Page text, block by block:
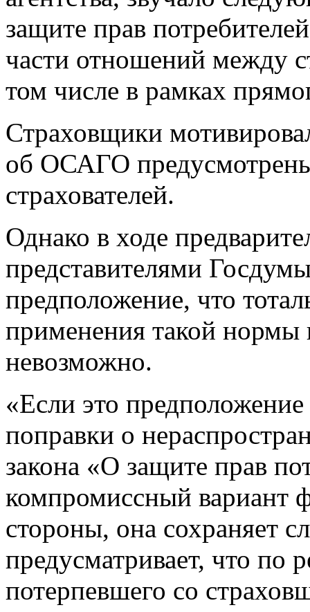
защите прав
части отношений между
том числе в рамках
Страховщики
об ОСАГО
страхователей.
Однако в ходе
представителями
предположение, что
применения такой
невозможно.
«Если это предположение
поправки о
закона «О защите прав
компромиссный вариант
стороны, она сохраняет
предусматривает, что по
потерпевшего со